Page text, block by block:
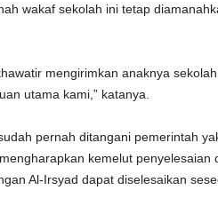
wakaf sekolah ini tetap
mengirimkan anaknya
utama kami,” katanya.
pernah ditangani pemerintah
kemelut penyelesaian
Al-Irsyad dapat diselesaikan